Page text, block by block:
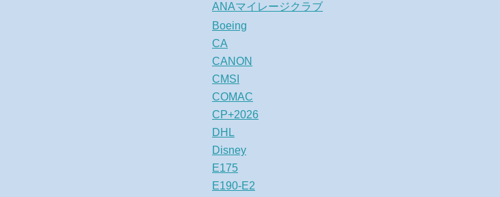
ANAマイレージクラブ
Boeing
CA
CANON
CMSI
COMAC
CP+2026
DHL
Disney
E175
E190-E2